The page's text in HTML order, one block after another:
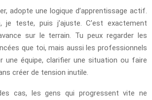
adopte une logique d’apprentissage actif.
je teste, puis j’ajuste. C’est exactement
sur le terrain. Tu peux regarder les
que toi, mais aussi les professionnels
une équipe, clarifier une situation ou faire
créer de tension inutile.
cas, les gens qui progressent vite ne